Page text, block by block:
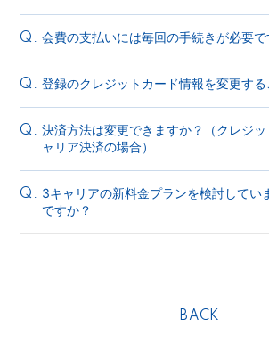
Q. 会費の支払いには毎回の手続きが必要で
Q. 登録のクレジットカード情報を変更す
Q. 決済方法は変更できますか？（クレジ
ャリア決済の場合）
Q. 3キャリアの新料金プランを検討してい
ですか？
BACK